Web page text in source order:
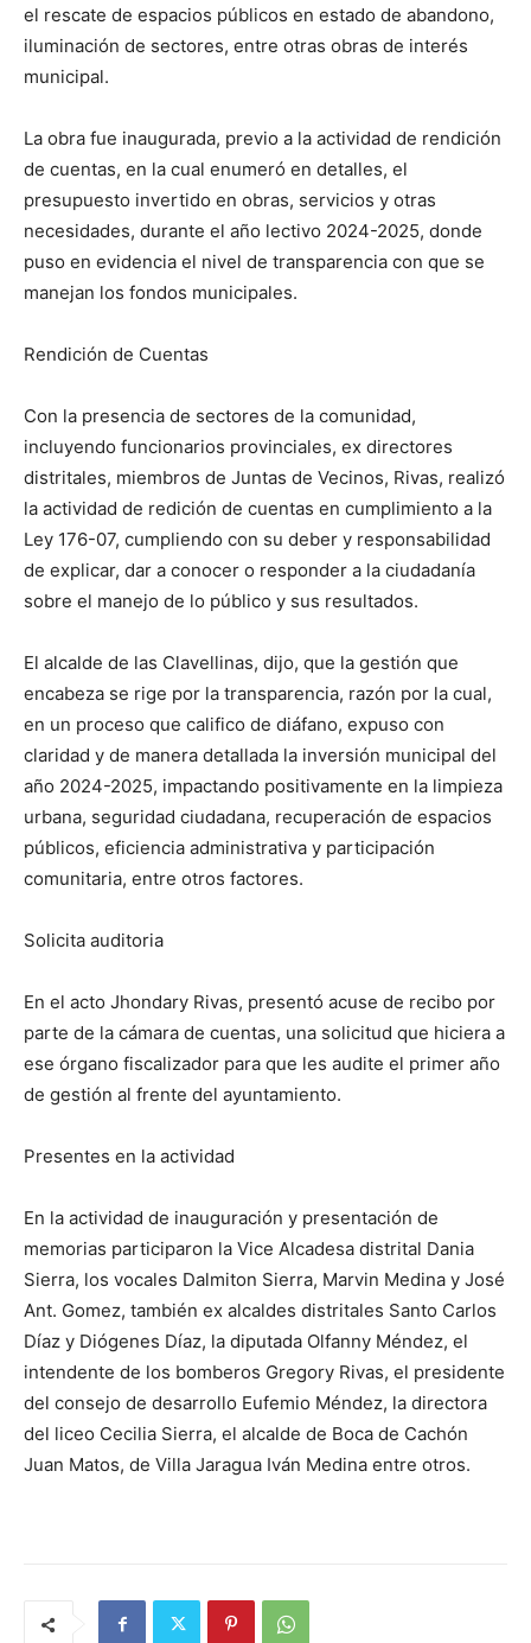
el rescate de espacios públicos en estado de abandono,
iluminación de sectores, entre otras obras de interés
municipal.
La obra fue inaugurada, previo a la actividad de rendición
de cuentas, en la cual enumeró en detalles, el
presupuesto invertido en obras, servicios y otras
necesidades, durante el año lectivo 2024-2025, donde
puso en evidencia el nivel de transparencia con que se
manejan los fondos municipales.
Rendición de Cuentas
Con la presencia de sectores de la comunidad,
incluyendo funcionarios provinciales, ex directores
distritales, miembros de Juntas de Vecinos, Rivas, realizó
la actividad de redición de cuentas en cumplimiento a la
Ley 176-07, cumpliendo con su deber y responsabilidad
de explicar, dar a conocer o responder a la ciudadanía
sobre el manejo de lo público y sus resultados.
El alcalde de las Clavellinas, dijo, que la gestión que
encabeza se rige por la transparencia, razón por la cual,
en un proceso que califico de diáfano, expuso con
claridad y de manera detallada la inversión municipal del
año 2024-2025, impactando positivamente en la limpieza
urbana, seguridad ciudadana, recuperación de espacios
públicos, eficiencia administrativa y participación
comunitaria, entre otros factores.
Solicita auditoria
En el acto Jhondary Rivas, presentó acuse de recibo por
parte de la cámara de cuentas, una solicitud que hiciera a
ese órgano fiscalizador para que les audite el primer año
de gestión al frente del ayuntamiento.
Presentes en la actividad
En la actividad de inauguración y presentación de
memorias participaron la Vice Alcadesa distrital Dania
Sierra, los vocales Dalmiton Sierra, Marvin Medina y José
Ant. Gomez, también ex alcaldes distritales Santo Carlos
Díaz y Diógenes Díaz, la diputada Olfanny Méndez, el
intendente de los bomberos Gregory Rivas, el presidente
del consejo de desarrollo Eufemio Méndez, la directora
del liceo Cecilia Sierra, el alcalde de Boca de Cachón
Juan Matos, de Villa Jaragua Iván Medina entre otros.